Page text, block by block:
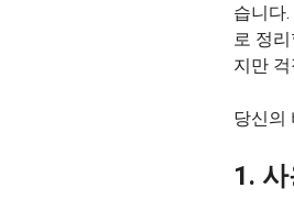
습니다
로 정
지만
당신의
1.